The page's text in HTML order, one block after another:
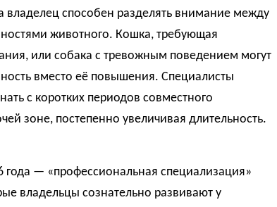
владелец способен разделять внимание между
животного. Кошка, требующая
или собака с тревожным поведением могут
вместо её повышения. Специалисты
с коротких периодов совместного
зоне, постепенно увеличивая длительность.
года — «профессиональная специализация»
владельцы сознательно развивают у